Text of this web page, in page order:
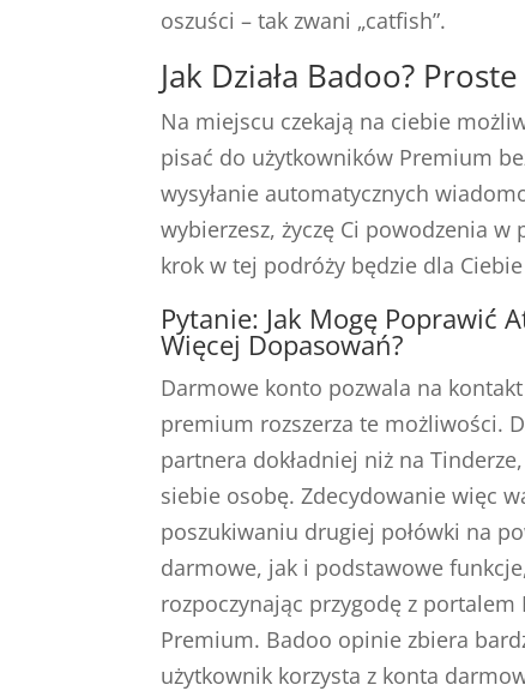
oszuści – tak zwani „catfish”.
Jak Działa Badoo?
Na miejscu czekają na ciebie
pisać do użytkowników Premium
wysyłanie automatycznych
wybierzesz, życzę Ci powodzenia
krok w tej podróży będzie dla
Pytanie: Jak Mogę Poprawić
Więcej Dopasowań?
Darmowe konto pozwala na
premium rozszerza te możliwości.
partnera dokładniej niż na
siebie osobę. Zdecydowanie więc
poszukiwaniu drugiej połówki na
darmowe, jak i podstawowe
rozpoczynając przygodę z
Premium. Badoo opinie zbiera
użytkownik korzysta z konta